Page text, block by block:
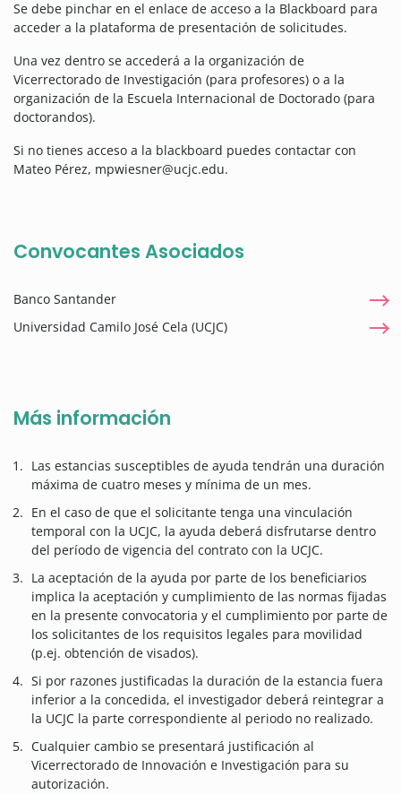
Se debe pinchar en el enlace de acceso a la Blackboard para
acceder a la plataforma de presentación de solicitudes.
Una vez dentro se accederá a la organización de
Vicerrectorado de Investigación (para profesores) o a la
organización de la Escuela Internacional de Doctorado (para
doctorandos).
Si no tienes acceso a la blackboard puedes contactar con
Mateo Pérez, mpwiesner@ucjc.edu.
Convocantes Asociados
Banco Santander
Universidad Camilo José Cela (UCJC)
Más información
Las estancias susceptibles de ayuda tendrán una duración
máxima de cuatro meses y mínima de un mes.
En el caso de que el solicitante tenga una vinculación
temporal con la UCJC, la ayuda deberá disfrutarse dentro
del período de vigencia del contrato con la UCJC.
La aceptación de la ayuda por parte de los beneficiarios
implica la aceptación y cumplimiento de las normas fijadas
en la presente convocatoria y el cumplimiento por parte de
los solicitantes de los requisitos legales para movilidad
(p.ej. obtención de visados).
Si por razones justificadas la duración de la estancia fuera
inferior a la concedida, el investigador deberá reintegrar a
la UCJC la parte correspondiente al periodo no realizado.
Cualquier cambio se presentará justificación al
Vicerrectorado de Innovación e Investigación para su
autorización.